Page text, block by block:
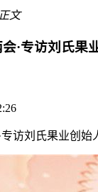
正文
·专访刘氏果
专访刘氏果业创始